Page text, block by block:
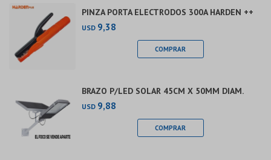
PINZA PORTA ELECTRODOS 300A HARDEN ++
USD 9,38
BRAZO P/LED SOLAR 45CM X 50MM DIAM.
USD 9,88